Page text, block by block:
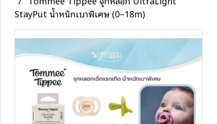
StayPut น้ำหนักเบาพิเศษ (0–18m)